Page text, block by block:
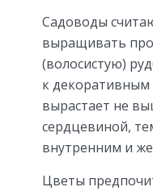
Садоводы
выращивать
(волосистую)
к
вырастает не
сердцевиной,
внутренним и
Цветы